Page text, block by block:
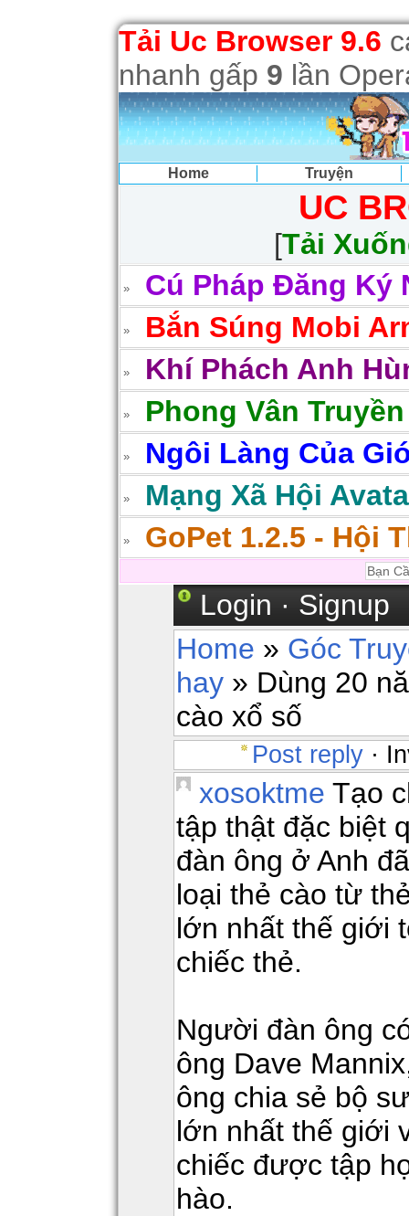
Tải Uc Browser 9.6
nhanh gấp 9 lần
Home Truyện
UC
[Tải
Cú Pháp Đăng Ký
Bắn Súng Mobi
Khí Phách Anh
Phong Vân
Ngôi Làng Của
Mạng Xã Hội
GoPet 1.2.5 - Hội
Login · Signup
Home » Góc
hay » Dùng 20
cào xổ số
Post reply ·
xosoktme Tạo
tập thật đặc biệt
đàn ông ở Anh
loại thẻ cào từ
lớn nhất thế giới
chiếc thẻ.
Người đàn ông
ông Dave
ông chia sẻ bộ
lớn nhất thế giới
chiếc được tập
hào.